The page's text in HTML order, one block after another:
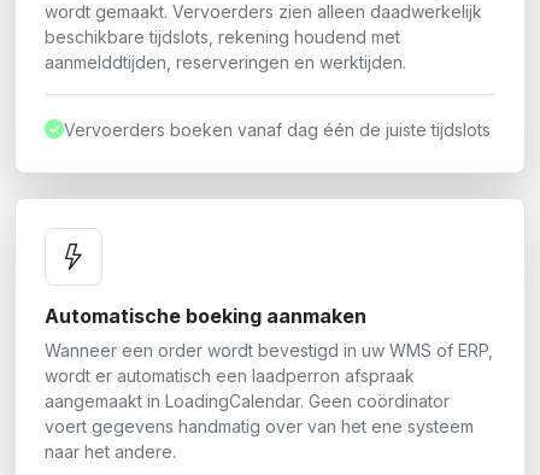
wordt gemaakt. Vervoerders zien alleen daadwerkelijk
beschikbare tijdslots, rekening houdend met
aanmelddtijden, reserveringen en werktijden.
Vervoerders boeken vanaf dag één de juiste tijdslots
Automatische boeking aanmaken
Wanneer een order wordt bevestigd in uw WMS of ERP,
wordt er automatisch een laadperron afspraak
aangemaakt in LoadingCalendar. Geen coördinator
voert gegevens handmatig over van het ene systeem
naar het andere.